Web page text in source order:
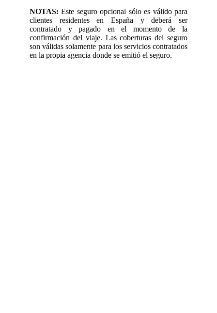
NOTAS: Este seguro opcional sólo es válido para
clientes residentes en España y deberá ser
contratado y pagado en el momento de la
confirmación del viaje. Las coberturas del seguro
son válidas solamente para los servicios contratados
en la propia agencia donde se emitió el seguro.